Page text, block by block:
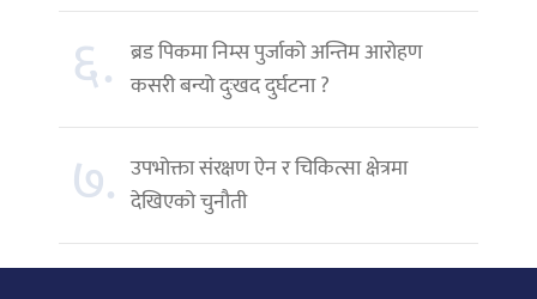
६. ब्रड पिकमा निम्स पुर्जाको अन्तिम आरोहण
कसरी बन्यो दुःखद दुर्घटना ?
७. उपभोक्ता संरक्षण ऐन र चिकित्सा क्षेत्रमा
देखिएको चुनौती